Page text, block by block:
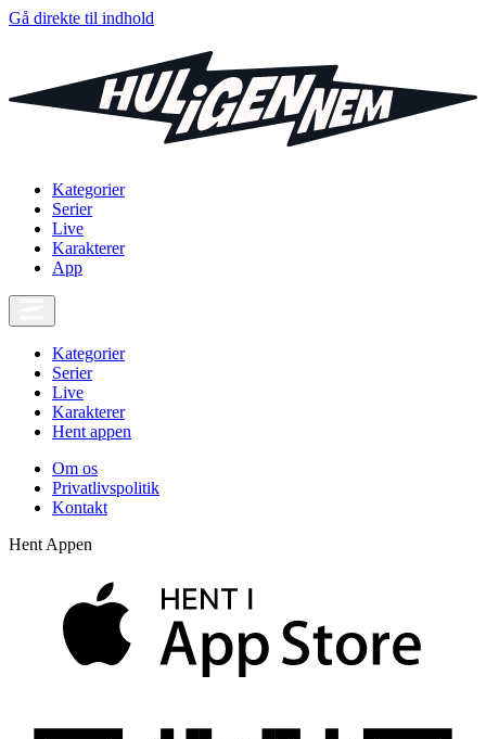
Gå direkte til indhold
Kategorier
Serier
Live
Karakterer
App
Kategorier
Serier
Live
Karakterer
Hent appen
Om os
Privatlivspolitik
Kontakt
Hent Appen